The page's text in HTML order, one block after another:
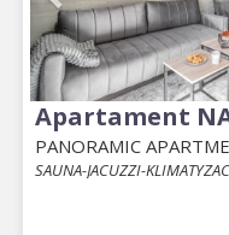
Apartament NA
PANORAMIC
SAUNA-JACUZZI-